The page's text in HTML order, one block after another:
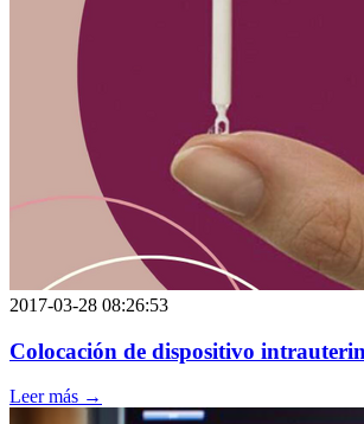
2017-03-28 08:26:53
Colocación de dispositivo
Leer más →